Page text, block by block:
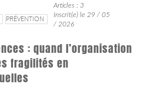
PRÉVENTION
Articles : 3
Inscrit(e) le 29 / 05
/ 2026
: quand l’organisation
fragilités en